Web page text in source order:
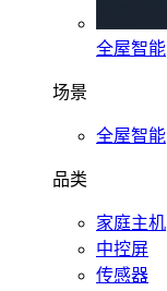
全屋智能
场景
全屋智能
品类
家庭主机
中控屏
传感器